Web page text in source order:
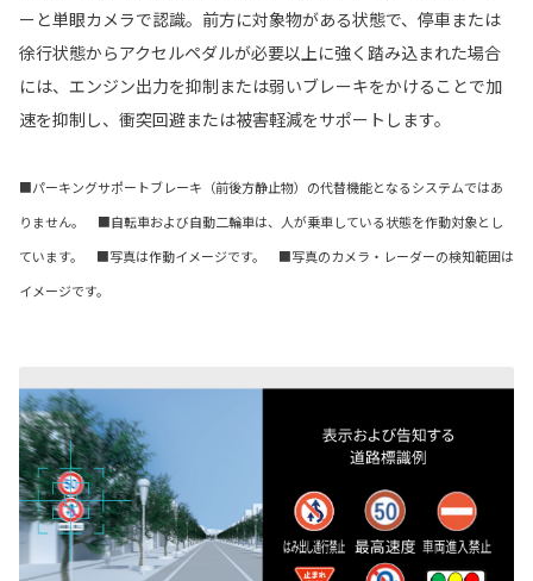
ーと単眼カメラで認識。前方に対象物がある状態で、停車または
徐行状態からアクセルペダルが必要以上に強く踏み込まれた場合
には、エンジン出力を抑制または弱いブレーキをかけることで加
速を抑制し、衝突回避または被害軽減をサポートします。
■パーキングサポートブレーキ（前後方静止物）の代替機能となるシステムではあ
りません。 ■自転車および自動二輪車は、人が乗車している状態を作動対象とし
ています。 ■写真は作動イメージです。 ■写真のカメラ・レーダーの検知範囲は
イメージです。